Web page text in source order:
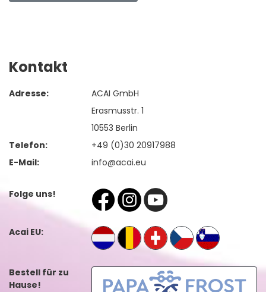
Kontakt
Adresse:
ACAI GmbH
Erasmusstr. 1
10553 Berlin
Telefon:
+49 (0)30 20917988
E-Mail:
info@acai.eu
Folge uns!
Acai EU:
Bestell für zu
Hause!